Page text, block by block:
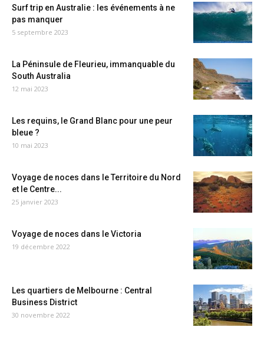
Surf trip en Australie : les événements à ne
pas manquer
5 septembre 2023
La Péninsule de Fleurieu, immanquable du
South Australia
12 mai 2023
Les requins, le Grand Blanc pour une peur
bleue ?
10 mai 2023
Voyage de noces dans le Territoire du Nord
et le Centre...
25 janvier 2023
Voyage de noces dans le Victoria
19 décembre 2022
Les quartiers de Melbourne : Central
Business District
30 novembre 2022